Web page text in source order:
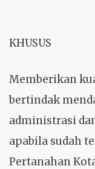
KHUSUS
Memberikan
bertindak
administrasi
apabila sudah
Pertanahan